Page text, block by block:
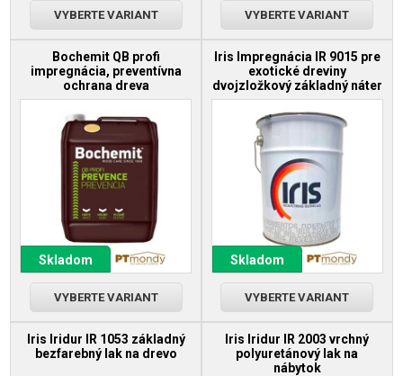
VYBERTE VARIANT VYBERTE VARIANT
Bochemit QB profi
impregnácia, preventívna
ochrana dreva
Skladom
VYBERTE VARIANT
Iris Impregnácia IR 9015 pre
exotické dreviny
dvojzložkový základný náter
Skladom
VYBERTE VARIANT
Iris Iridur IR 1053 základný
bezfarebný lak na drevo
Iris Iridur IR 2003 vrchný
polyuretánový lak na
nábytok